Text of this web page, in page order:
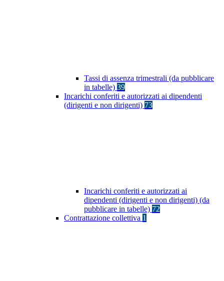
Tassi di assenza trimestrali (da pubblicare
in tabelle) 39
Incarichi conferiti e autorizzati ai dipendenti
(dirigenti e non dirigenti) 73
Incarichi conferiti e autorizzati ai
dipendenti (dirigenti e non dirigenti) (da
pubblicare in tabelle) 72
Contrattazione collettiva 1